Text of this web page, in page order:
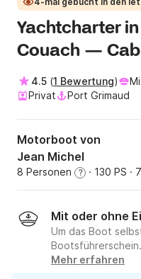
Yachtcharter in
Couach —
4.5 (1 Bewertung)
Privat
Port Grimaud
Motorboot von
Jean Michel
8 Personen ? · 130 PS ·
Mit oder ohne
Um das Boot
Bootsführerschein.
Mehr erfahren